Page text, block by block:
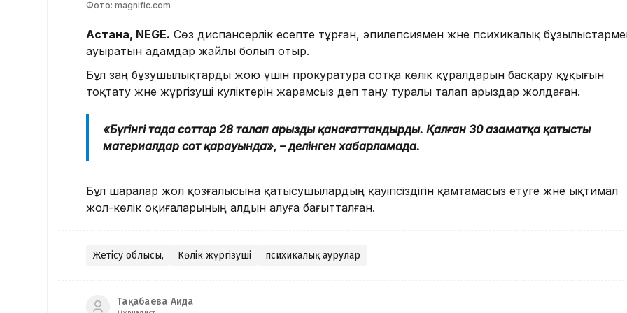
Фото: magnific.com
Астана, NEGE. Сөз диспансерлік есепте тұрған, эпилепсиямен және психикалық
ауыратын адамдар жайлы болып отыр.
Бұл заң бұзушылықтарды жою үшін прокуратура сотқа көлік құралдарын басқару құқығын
тоқтату және жүргізуші куәліктерін жарамсыз деп тану туралы талап арыздар жолдаған.
«Бүгінгі таңда соттар 28 талап арызды қанағаттандырды. Қалған 30 азаматқа қатысты
материалдар сот қарауында», – делінген хабарламада.
Бұл шаралар жол қозғалысына қатысушылардың қауіпсіздігін қамтамасыз етуге және ықтимал
жол-көлік оқиғаларының алдын алуға бағытталған.
Жетісу облысы, Көлік жүргізуші психикалық аурулар
Тақабаева Аида